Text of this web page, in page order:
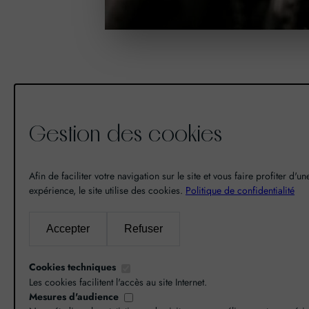
vin, il n’y a eu qu’un pas. Un pas
que nous avons franchi en faisant
une vocation. De là est né World
et la richesse de nos terroirs.
Gestion des cookies
Afin de faciliter votre navigation sur le site et vous faire profiter
expérience, le site utilise des cookies. Politique de confidentialité
Accepter Refuser
Cookies techniques
Les cookies facilitent l'accès au site Internet.
Mesures d'audience